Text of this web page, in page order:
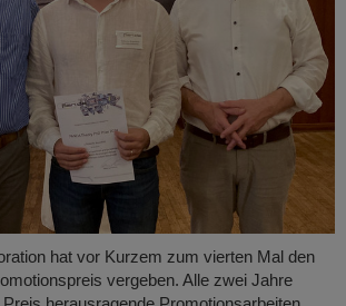
hat vor Kurzem zum vierten Mal den
vergeben. Alle zwei Jahre